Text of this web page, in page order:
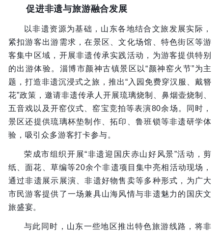
促进非遗与旅游融合发展
以非遗资源为基础，山东各地结合文旅发展实际，
紧扣游客出游需求，在景区、文化场馆、特色街区等游
客集中区域，开展非遗传承实践活动，为游客提供特别
的出游体验。淄博市颜神古镇景区以“颜神窑火节”为主
题，打造非遗沉浸式之旅，推出“入园免费穿汉服、戴簪
花”政策，邀请非遗传承人开展琉璃烧制、鼻烟壶烧制、
五音戏以及开窑仪式、窑宝竞拍等表演80余场。同时，
景区还提供琉璃杯垫制作、拓印、鲁班锁等非遗研学体
验，吸引众多游客打卡参与。
荣成市组织开展“非遗迎国庆赤山好风景”活动，剪
纸、面花、草编等20余个非遗项目集中亮相活动现场，
通过非遗展示展演、非遗好物售卖等多种形式，为广大
市民游客提供了一场兼具山海风情与非遗魅力的国庆文
旅盛宴。
与此同时，山东一些地区推出特色旅游线路，将非